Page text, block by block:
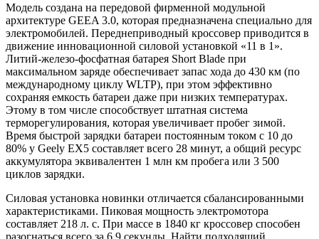
Модель создана на передовой фирменной модульной
архитектуре GEEA 3.0, которая предназначена специально для
электромобилей. Переднеприводный кроссовер приводится в
движение инновационной силовой установкой «11 в 1».
Литий-железо-фосфатная батарея Short Blade при
максимальном заряде обеспечивает запас хода до 430 км (по
международному циклу WLTP), при этом эффективно
сохраняя емкость батареи даже при низких температурах.
Этому в том числе способствует штатная система
терморегулирования, которая увеличивает пробег зимой.
Время быстрой зарядки батареи постоянным током с 10 до
80% у Geely EX5 составляет всего 28 минут, а общий ресурс
аккумулятора эквивалентен 1 млн км пробега или 3 500
циклов зарядки.
Силовая установка новинки отличается сбалансированными
характеристиками. Пиковая мощность электромотора
составляет 218 л. с. При массе в 1840 кг кроссовер способен
разогнаться всего за 6,9 секунды. Найти подходящий